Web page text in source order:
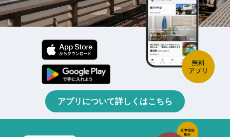
アプリについて詳しくはこちら